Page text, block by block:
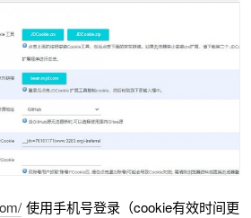
使用手机号登录（cookie有效时间更